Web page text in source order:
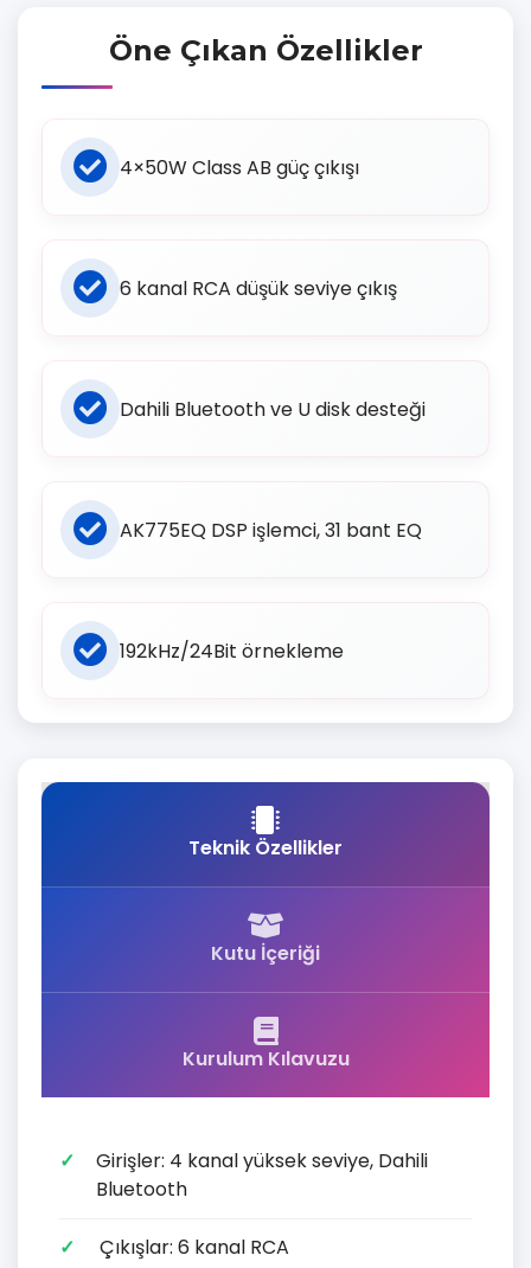
Öne Çıkan Özellikler
4×50W Class AB güç çıkışı
6 kanal RCA düşük seviye çıkış
Dahili Bluetooth ve U disk desteği
AK775EQ DSP işlemci, 31 bant EQ
192kHz/24Bit örnekleme
Teknik Özellikler
Kutu İçeriği
Kurulum Kılavuzu
Girişler: 4 kanal yüksek seviye, Dahili
Bluetooth
Çıkışlar: 6 kanal RCA